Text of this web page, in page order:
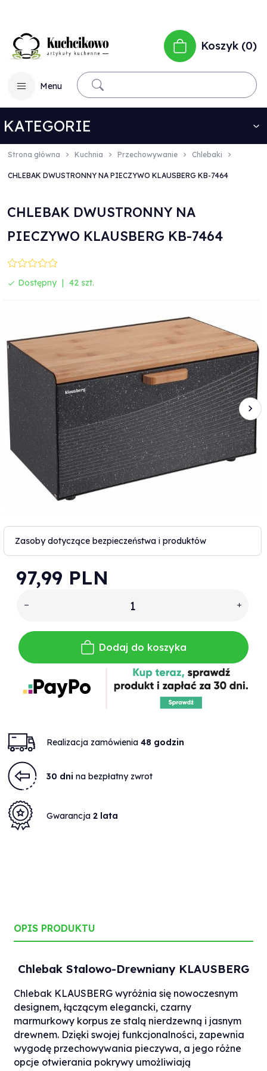
Menu
Koszyk 0
KATEGORIE
Strona główna Kuchnia Przechowywanie Chlebaki
CHLEBAK DWUSTRONNY NA PIECZYWO KLAUSBERG KB-7464
CHLEBAK DWUSTRONNY NA
PIECZYWO KLAUSBERG KB-7464
Dostępny 42 szt.
Zasoby dotyczące bezpieczeństwa i produktów
97,99 PLN
Dodaj do koszyka
Realizacja zamówienia 48 godzin
30 dni na bezpłatny zwrot
Gwarancja 2 lata
OPIS PRODUKTU
Chlebak Stalowo-Drewniany KLAUSBERG
Chlebak KLAUSBERG wyróżnia się nowoczesnym
designem, łączącym elegancki, czarny
marmurkowy korpus ze stalą nierdzewną i jasnym
drewnem. Dzięki swojej funkcjonalności, zapewnia
wygodę przechowywania pieczywa, a jego różne
opcje otwierania pokrywy umożliwiają